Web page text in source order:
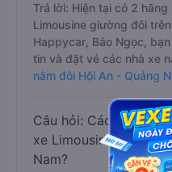
Trả lời: Hiện tại có 2
Limousine giường đôi
Happycar, Bảo Ngọc,
tin và đặt vé các nhà xe
nằm đôi Hội An - Quảng
Câu hỏi: Các hãng xe
xe Limousine đi Đà
Nam?